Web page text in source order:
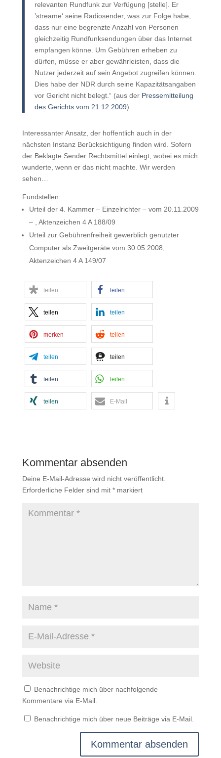
relevanten Rundfunk zur Verfügung [stelle]. Er
’streame‘ seine Radiosender, was zur Folge habe,
dass nur eine begrenzte Anzahl von Personen
gleichzeitig Rundfunksendungen über das Internet
empfangen könne. Um Gebühren erheben zu
dürfen, müsse er aber gewährleisten, dass die
Nutzer jederzeit auf sein Angebot zugreifen können.
Dies habe der NDR durch seine Kapazitätsangaben
vor Gericht nicht belegt.“ (aus der Pressemitteilung
des Gerichts vom 21.12.2009)
Interessanter Ansatz, der hoffentlich auch in der
nächsten Instanz Berücksichtigung finden wird. Sofern
der Beklagte Sender Rechtsmittel einlegt, wobei es mich
wunderte, wenn er das nicht machte. Wir werden
sehen…
Fundstellen:
Urteil der 4. Kammer – Einzelrichter – vom 20.11.2009
– , Aktenzeichen 4 A 188/09
Urteil zur Gebührenfreiheit gewerblich genutzter
Computer als Zweitgeräte vom 30.05.2008,
Aktenzeichen 4 A 149/07
teilen teilen
teilen teilen
merken teilen
teilen teilen
teilen teilen
teilen E-Mail
Kommentar absenden
Deine E-Mail-Adresse wird nicht veröffentlicht.
Erforderliche Felder sind mit *markiert
Benachrichtige mich über nachfolgende
Kommentare via E-Mail.
Benachrichtige mich über neue Beiträge via E-Mail.